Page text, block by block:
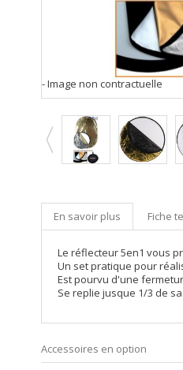
- Image non contractuelle
En savoir plus Fiche
Le réflecteur 5en1 vous
Un set pratique pour
Est pourvu d'une
Se replie jusque 1/3 de
Accessoires en option